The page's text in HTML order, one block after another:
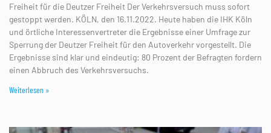
Freiheit für die Deutzer Freiheit Der Verkehrsversuch muss sofort
gestoppt werden. KÖLN, den 16.11.2022. Heute haben die IHK Köln
und örtliche Interessenvertreter die Ergebnisse einer Umfrage zur
Sperrung der Deutzer Freiheit für den Autoverkehr vorgestellt. Die
Ergebnisse sind klar und eindeutig: 80 Prozent der Befragten fordern
einen Abbruch des Verkehrsversuchs.
Weiterlesen »